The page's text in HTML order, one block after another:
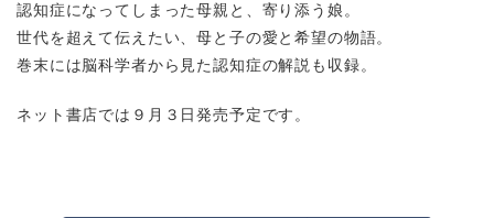
認知症になってしまった母親と、寄り添う娘。
世代を超えて伝えたい、母と子の愛と希望の物語。
巻末には脳科学者から見た認知症の解説も収録。
ネット書店では９月３日発売予定です。